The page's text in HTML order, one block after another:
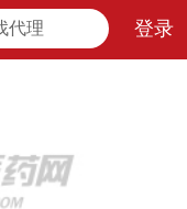
代理 登录